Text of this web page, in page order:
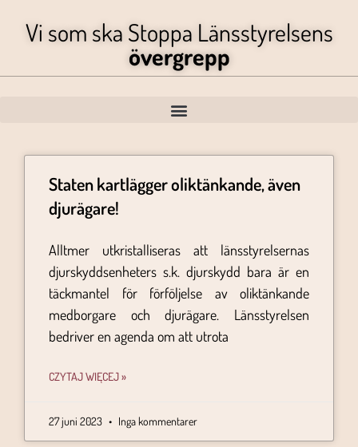
Vi som ska Stoppa Länsstyrelsens
övergrepp
Staten kartlägger oliktänkande, även
djurägare!
Alltmer utkristalliseras att länsstyrelsernas
djurskyddsenheters s.k. djurskydd bara är en
täckmantel för förföljelse av oliktänkande
medborgare och djurägare. Länsstyrelsen
bedriver en agenda om att utrota
CZYTAJ WIĘCEJ »
27 juni 2023 Inga kommentarer